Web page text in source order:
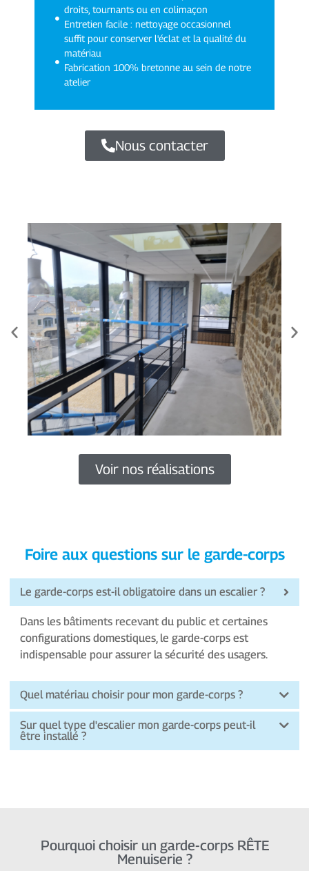
droits, tournants ou en colimaçon
Entretien facile : nettoyage occasionnel
suffit pour conserver l'éclat et la qualité du
matériau
Fabrication 100% bretonne au sein de notre
atelier
Nous contacter
Voir nos réalisations
Foire aux questions sur le garde-corps
Le garde-corps est-il obligatoire dans un escalier ?
Dans les bâtiments recevant du public et certaines
configurations domestiques, le garde-corps est
indispensable pour assurer la sécurité des usagers.
Quel matériau choisir pour mon garde-corps ?
Sur quel type d'escalier mon garde-corps peut-il
être installé ?
Pourquoi choisir un garde-corps RÊTE
Menuiserie ?